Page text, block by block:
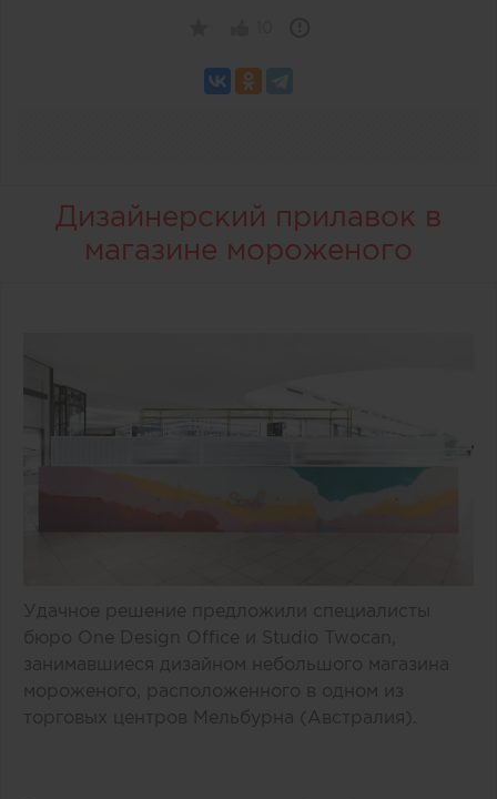
Дизайнерский прилавок в
магазине мороженого
Удачное решение предложили специалисты
бюро One Design Office и Studio Twocan,
занимавшиеся дизайном небольшого магазина
мороженого, расположенного в одном из
торговых центров Мельбурна (Австралия).